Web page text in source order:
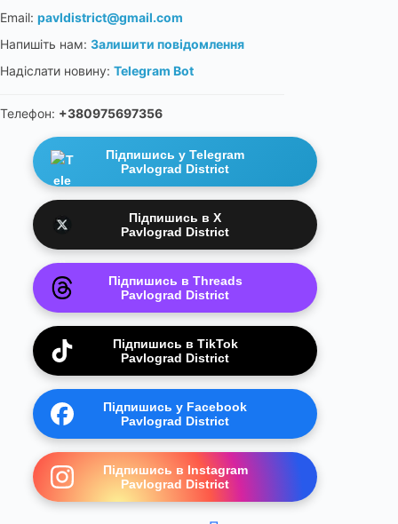
Email: pavldistrict@gmail.com
Напишіть нам: Залишити повідомлення
Надіслати новину: Telegram Bot
Телефон: +380975697356
Підпишись у Telegram
Pavlograd District
Підпишись в X
Pavlograd District
Підпишись в Threads
Pavlograd District
Підпишись в TikTok
Pavlograd District
Підпишись у Facebook
Pavlograd District
Підпишись в Instagram
Pavlograd District